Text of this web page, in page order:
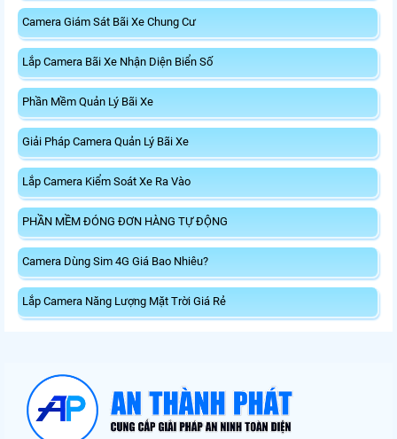
Camera Giám Sát Bãi Xe Chung Cư
Lắp Camera Bãi Xe Nhận Diện Biển Số
Phần Mềm Quản Lý Bãi Xe
Giải Pháp Camera Quản Lý Bãi Xe
Lắp Camera Kiểm Soát Xe Ra Vào
PHẦN MỀM ĐÓNG ĐƠN HÀNG TỰ ĐỘNG
Camera Dùng Sim 4G Giá Bao Nhiêu?
Lắp Camera Năng Lượng Mặt Trời Giá Rẻ